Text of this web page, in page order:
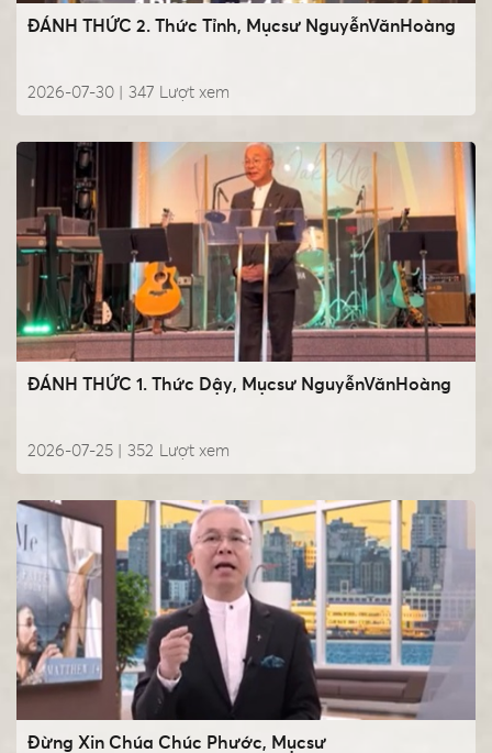
ĐÁNH THỨC 2. Thức Tỉnh, Mụcsư NguyễnVănHoàng
2026-07-30 | Lượt xem
347
ĐÁNH THỨC 1. Thức Dậy, Mụcsư NguyễnVănHoàng
2026-07-25 | Lượt xem
352
Đừng Xin Chúa Chúc Phước, Mụcsư